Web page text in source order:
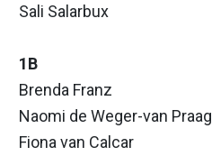
Sali Salarbux
1B
Brenda Franz
Naomi de Weger-van Praag
Fiona van Calcar